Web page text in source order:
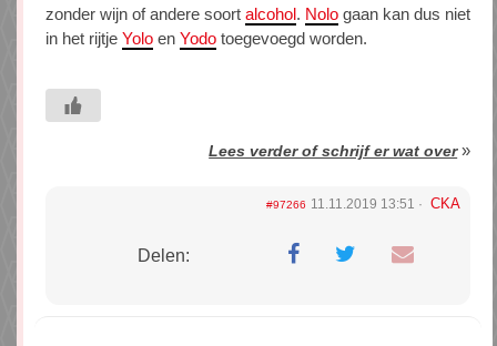
zonder wijn of andere soort alcohol. Nolo gaan kan dus niet
in het rijtje Yolo en Yodo toegevoegd worden.
Lees verder of schrijf er wat over»
#97266 11.11.2019 13:51 CKA
Delen: